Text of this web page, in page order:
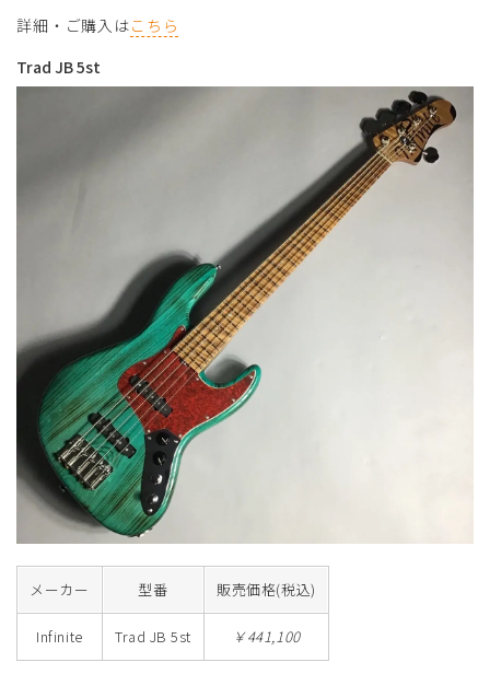
詳細・ご購入はこちら
Trad JB 5st
メーカー 型番 販売価格(税込)
Infinite Trad JB 5st ￥441,100